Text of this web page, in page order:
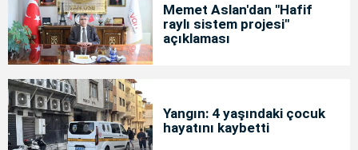
Memet Aslan'dan "Hafif
raylı sistem projesi"
açıklaması
Yangın: 4 yaşındaki çocuk
hayatını kaybetti